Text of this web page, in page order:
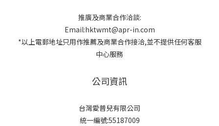
推廣及商業合作洽談:
Email:hktwmt@apr-in.com
*以上電郵地址只用作推薦及商業合作接洽,並不提供任何客服
中心服務
公司資訊
台灣愛普兒有限公司
統一編號:55187009